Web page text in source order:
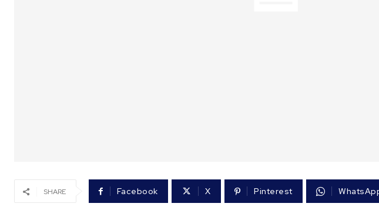
SHARE Facebook X Pinterest